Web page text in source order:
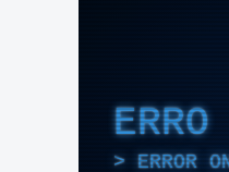
ERRO
ERROR